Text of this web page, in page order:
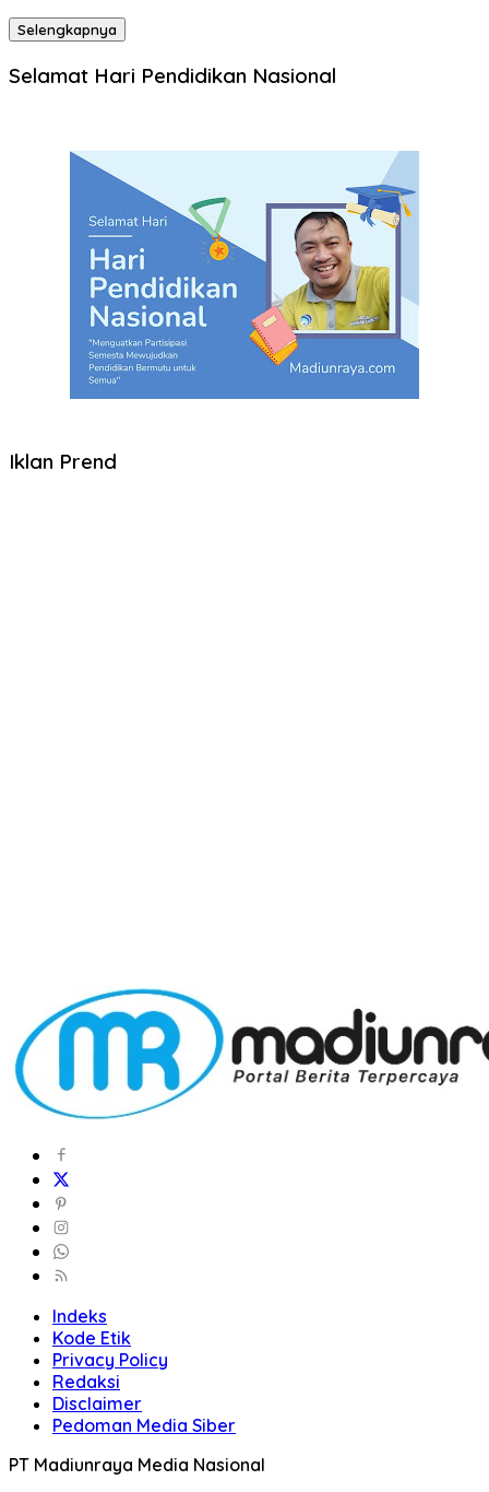
Selengkapnya
Selamat Hari Pendidikan Nasional
Iklan Prend
Indeks
Kode Etik
Privacy Policy
Redaksi
Disclaimer
Pedoman Media Siber
PT Madiunraya Media Nasional